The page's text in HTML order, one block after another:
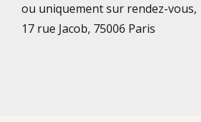
ou uniquement sur rendez-vous,
17 rue Jacob, 75006 Paris